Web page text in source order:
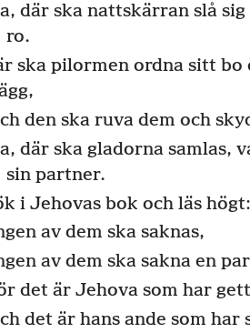
där ska nattskärran slå
ro.
ska pilormen ordna sitt bo
den ska ruva dem och
där ska gladorna samlas,
sin partner.
i Jehovas bok och läs högt:
av dem ska saknas,
av dem ska sakna en
det är Jehova som har
det är hans ande som har